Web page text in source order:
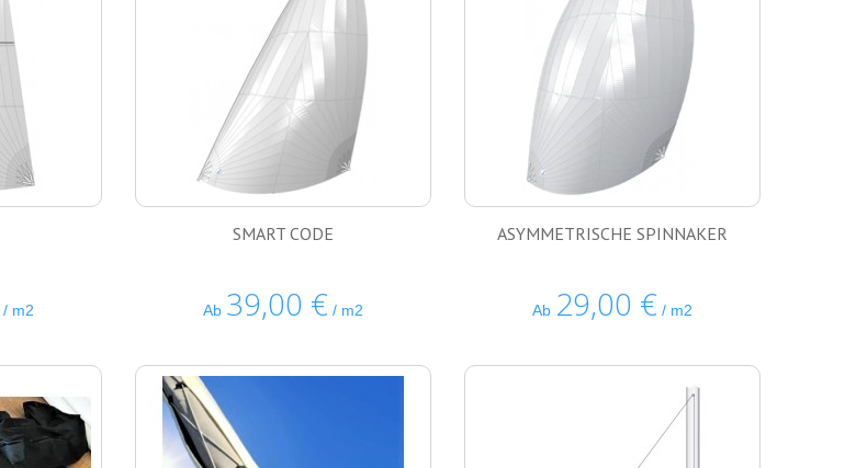
/ m2
SMART CODE
Ab 39,00 € / m2
ASYMMETRISCHE SPINNAKER
Ab 29,00 € / m2